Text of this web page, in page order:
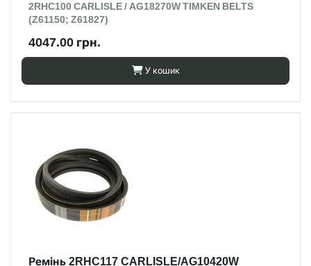
2RHC100 CARLISLE / AG18270W TIMKEN BELTS
(Z61150; Z61827)
4047.00 грн.
У кошик
Ремінь 2RHC117 CARLISLE/AG10420W